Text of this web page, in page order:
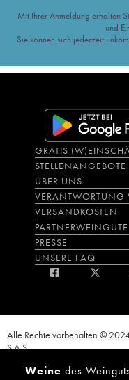
Weine des
Mit Ihrer Anmeldung erhalten
und
Sie können sich jederzeit
GRATIS
STELLENANGEBOTE
ÜBER UNS
VERANTWORTUNG
VERSANDKOSTEN
PRESSE
UNSERE FAQ
Alle Rechte vorbehalten ©
S.A.S.
Verkaufs verlangt. CODE DE